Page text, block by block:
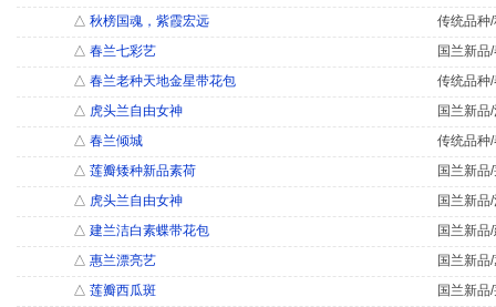
△ 秋榜国魂，紫霞宏远
传统品种
△ 春兰七彩艺
国兰新品
△ 春兰老种天地金星带花包
传统品种
△ 虎头兰自由女神
国兰新品
△ 春兰倾城
传统品种
△ 莲瓣矮种新品素荷
国兰新品
△ 虎头兰自由女神
国兰新品
△ 建兰洁白素蝶带花包
国兰新品
△ 惠兰漂亮艺
国兰新品
△ 莲瓣西瓜斑
国兰新品